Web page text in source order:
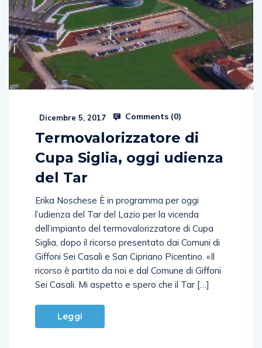
Dicembre 5, 2017 Comments (0)
Termovalorizzatore di
Cupa Siglia, oggi udienza
del Tar
Erika Noschese È in programma per oggi
l’udienza del Tar del Lazio per la vicenda
dell’impianto del termovalorizzatore di Cupa
Siglia, dopo il ricorso presentato dai Comuni di
Giffoni Sei Casali e San Cipriano Picentino. «Il
ricorso è partito da noi e dal Comune di Giffoni
Sei Casali. Mi aspetto e spero che il Tar […]
Leggi